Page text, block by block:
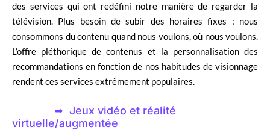
des services qui ont redéfini notre manière de regarder la
télévision. Plus besoin de subir des horaires fixes : nous
consommons du contenu quand nous voulons, où nous voulons.
L’offre pléthorique de contenus et la personnalisation des
recommandations en fonction de nos habitudes de visionnage
rendent ces services extrêmement populaires.
Jeux vidéo et réalité
virtuelle/augmentée